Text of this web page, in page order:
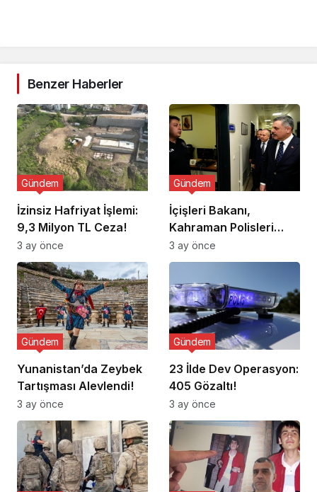
Benzer Haberler
İzinsiz Hafriyat İşlemi:
9,3 Milyon TL Ceza!
Gündem
3 ay önce
İçişleri Bakanı,
Kahraman Polisleri
Ziyaret Etti
Gündem
3 ay önce
Yunanistan’da Zeybek
Tartışması Alevlendi!
Gündem
3 ay önce
23 İlde Dev Operasyon:
405 Gözaltı!
Gündem
3 ay önce